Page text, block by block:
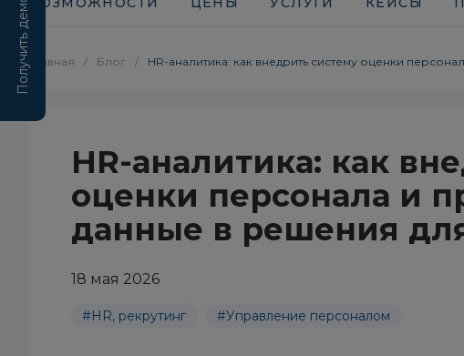
Главная / Блог / HR-аналитика: как внедрить систему оценки
HR-аналитика: как
оценки персонала и
данные в решения
18 мая 2026
#HR, рекрутинг #Управление персоналом